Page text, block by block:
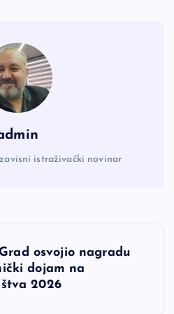
istraživački novinar
osvojio nagradu
dojam na
2026